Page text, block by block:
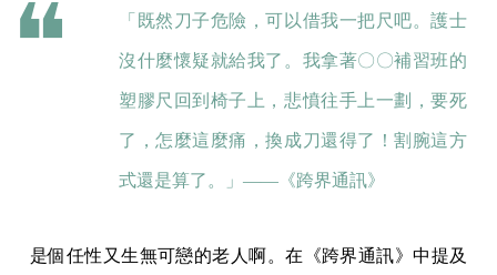
「既然刀子危險，可以借我一把尺吧。護士
沒什麼懷疑就給我了。我拿著〇〇補習班的
塑膠尺回到椅子上，悲憤往手上一劃，要死
了，怎麼這麼痛，換成刀還得了！割腕這方
式還是算了。」——《跨界通訊》
是個任性又生無可戀的老人啊。在《跨界通訊》中提及